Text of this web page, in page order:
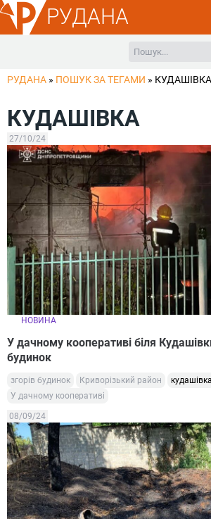
РУДАНА
РУДАНА » ПОШУК ЗА ТЕГАМИ » КУДАШІВКА
КУДАШІВКА
27/10/24
НОВИНА
У дачному кооперативі біля
будинок
згорів будинок Криворізький район
кудашівка
У дачному кооперативі
08/09/24